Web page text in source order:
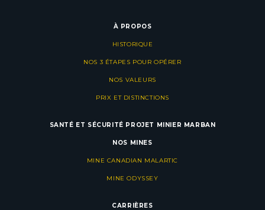
À PROPOS
HISTORIQUE
NOS 3 ÉTAPES POUR OPÉRER
NOS VALEURS
PRIX ET DISTINCTIONS
SANTÉ ET SÉCURITÉ PROJET MINIER MARBAN
NOS MINES
MINE CANADIAN MALARTIC
MINE ODYSSEY
CARRIÈRES